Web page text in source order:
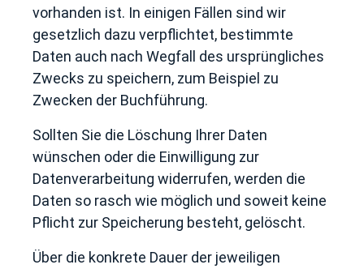
vorhanden ist. In einigen Fällen sind wir
gesetzlich dazu verpflichtet, bestimmte
Daten auch nach Wegfall des ursprüngliches
Zwecks zu speichern, zum Beispiel zu
Zwecken der Buchführung.
Sollten Sie die Löschung Ihrer Daten
wünschen oder die Einwilligung zur
Datenverarbeitung widerrufen, werden die
Daten so rasch wie möglich und soweit keine
Pflicht zur Speicherung besteht, gelöscht.
Über die konkrete Dauer der jeweiligen